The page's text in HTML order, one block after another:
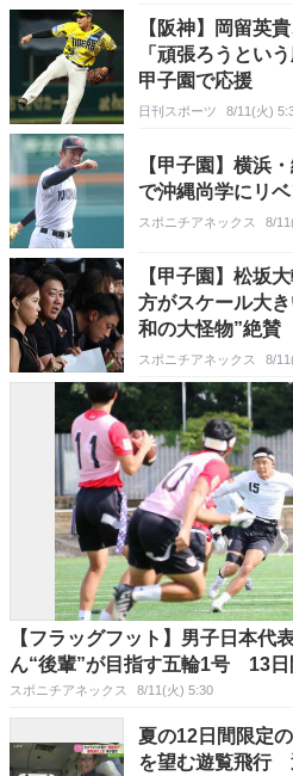
【阪神】岡留英
「頑張ろうとい
甲子園で応援
日刊スポーツ 8/11(火)
【甲子園】横
で沖縄尚学にリ
スポニチアネックス 8/
【甲子園】松坂
方がスケール大
和の大怪物”絶賛
スポニチアネックス 8/
【フラッグフット】男子日本
ん“後輩”が目指す五輪1号 13日
スポニチアネックス 8/11(火) 5:30
夏の12日間限定
を望む遊覧飛行